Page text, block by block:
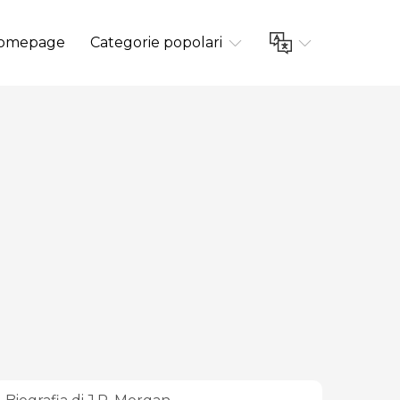
Categorie popolari